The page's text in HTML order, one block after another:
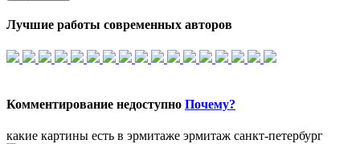
Лучшие работы современных авторов
Комментирование недоступно Почему?
какие картины есть в эрмитаже эрмитаж санкт-петербург